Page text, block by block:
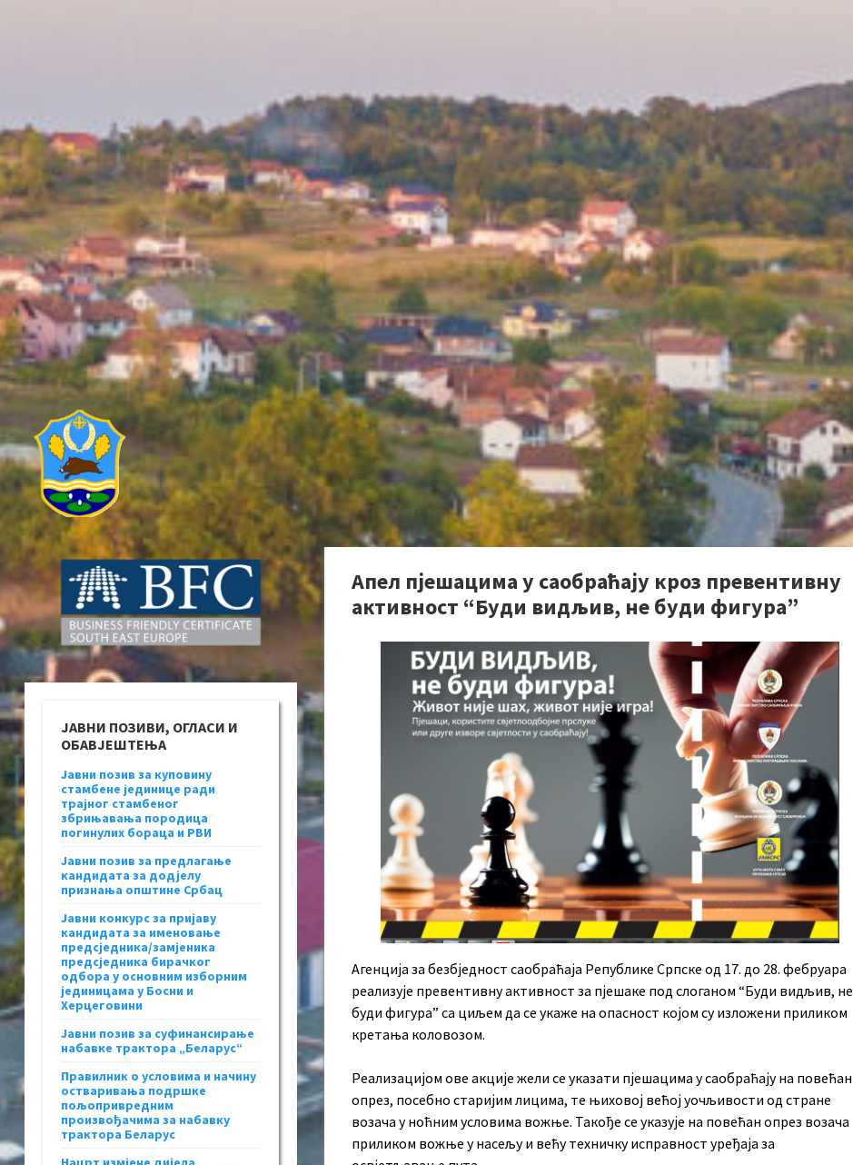
Апел пјешацима у саобраћају кроз превентивну
активност “Буди видљив, не буди фигура”
Агенција за безбједност саобраћаја Републике Српске од 17. до 28. фебруара
реализује превентивну активност за пјешаке под слоганом “Буди видљив, не
буди фигура” са циљем да се укаже на опасност којом су изложени приликом
кретања коловозом.
Реализацијом ове акције жели се указати пјешацима у саобраћају на повећан
опрез, посебно старијим лицима, те њиховој већој уочљивости од стране
возача у ноћним условима вожње. Такође се указује на повећан опрез возача
приликом вожње у насељу и већу техничку исправност уређаја за
ЈАВНИ ПОЗИВИ, ОГЛАСИ И
ОБАВЈЕШТЕЊА
Јавни позив за куповину
стамбене јединице ради
трајног стамбеног
збрињавања породица
погинулих бораца и РВИ
Јавни позив за предлагање
кандидата за додјелу
признања општине Србац
Јавни конкурс за пријаву
кандидата за именовање
предсједника/замјеника
предсједника бирачког
одбора у основним изборним
јединицама у Босни и
Херцеговини
Јавни позив за суфинансирање
набавке трактора „Беларус“
Правилник о условима и начину
остваривања подршке
пољопривредним
произвођачима за набавку
трактора Беларус